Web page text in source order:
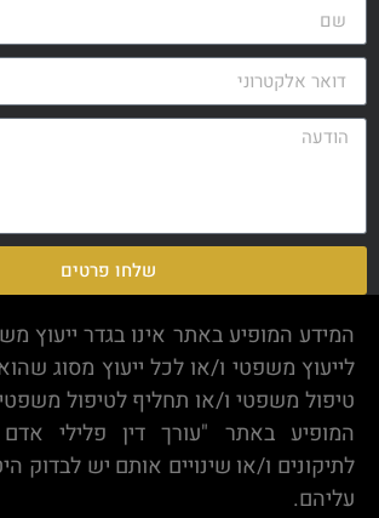
שלחו פרטים
המידע המופיע באתר אינו בגדר ייעוץ
לייעוץ משפטי ו/או לכל ייעוץ מסוג
טיפול משפטי ו/או תחליף לטיפול
המופיע באתר "עורך דין פלילי
לתיקונים ו/או שינויים אותם יש לבדוק
עליהם.